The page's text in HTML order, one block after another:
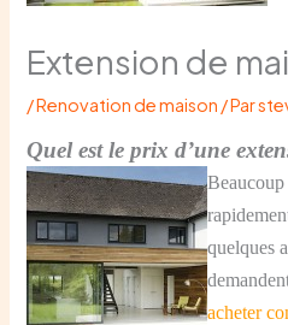
Extension de
/Renovation de maison / Par
Quel est le prix d’une
quelques
acheter